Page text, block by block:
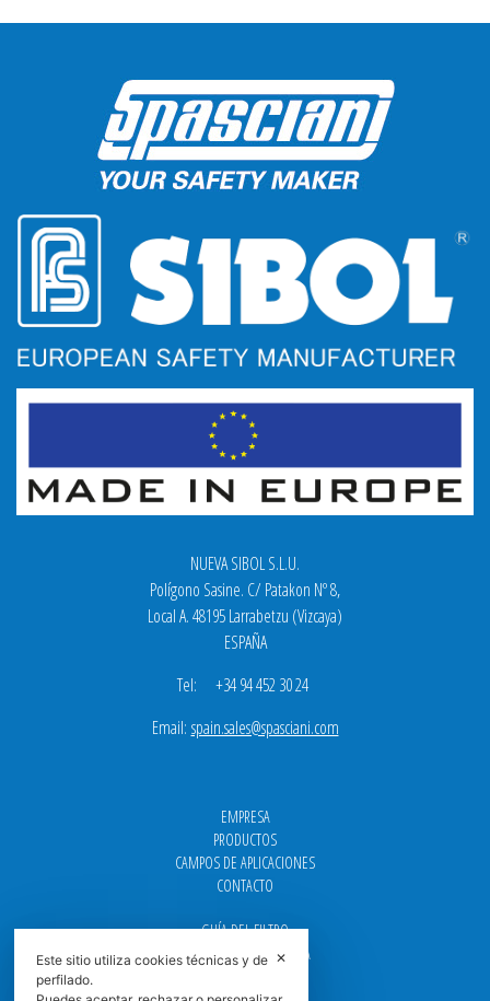
NUEVA SIBOL S.L.U.
Polígono Sasine. C/ Patakon Nº 8,
Local A. 48195 Larrabetzu (Vizcaya)
ESPAÑA
Tel: +34 94 452 30 24
Email: spain.sales@spasciani.com
EMPRESA
PRODUCTOS
CAMPOS DE APLICACIONES
CONTACTO
GUÍA DEL FILTRO
CENTROS DE ASISTENCIA
✕
Este sitio utiliza cookies técnicas y de
perfilado.